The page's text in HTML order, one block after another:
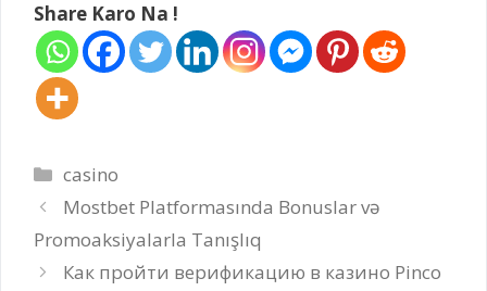
Share Karo Na !
Categories
casino
Mostbet Platformasında Bonuslar və
Promoaksiyalarla Tanışlıq
Как пройти верификацию в казино Pinco